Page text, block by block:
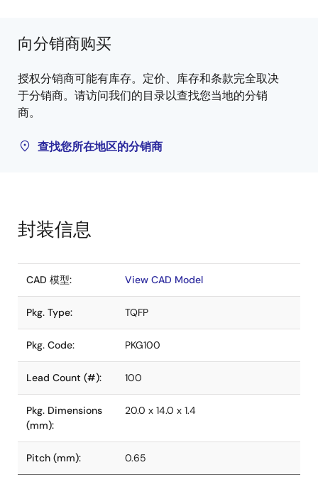
向分销商购买
授权分销商可能有库存。定价、库存和条款完全取决
于分销商。请访问我们的目录以查找您当地的分销
商。
查找您所在地区的分销商
封装信息
CAD 模型: View CAD Model
Pkg. Type: TQFP
Pkg. Code: PKG100
Lead Count (#): 100
Pkg. Dimensions
(mm):
20.0 x 14.0 x 1.4
Pitch (mm): 0.65